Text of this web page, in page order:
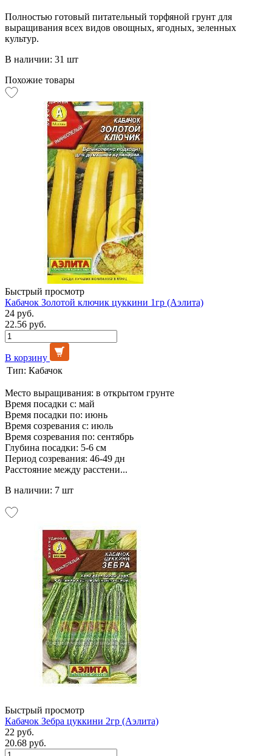
Полностью готовый питательный торфяной грунт для
выращивания всех видов овощных, ягодных, зеленных
культур.
В наличии: 31 шт
Похожие товары
Быстрый просмотр
Кабачок Золотой ключик цуккини 1гр (Аэлита)
24 руб.
22.56 руб.
В корзину
Тип: Кабачок
Место выращивания: в открытом грунте
Время посадки с: май
Время посадки по: июнь
Время созревания с: июль
Время созревания по: сентябрь
Глубина посадки: 5-6 см
Период созревания: 46-49 дн
Расстояние между расстени...
В наличии: 7 шт
Быстрый просмотр
Кабачок Зебра цуккини 2гр (Аэлита)
22 руб.
20.68 руб.